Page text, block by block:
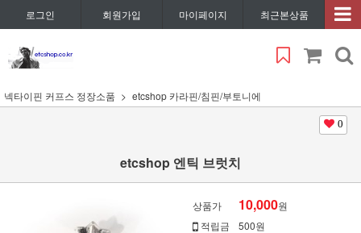
로그인 회원가입 마이페이지 최근본상품
넥타이핀 커프스 정장소품 etcshop 카라핀/침핀/부토니에
0
etcshop 엔틱 브럿치
상품가 10,000원
적립금
500원